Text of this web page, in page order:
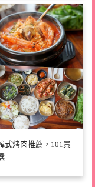
式烤肉推薦，101景